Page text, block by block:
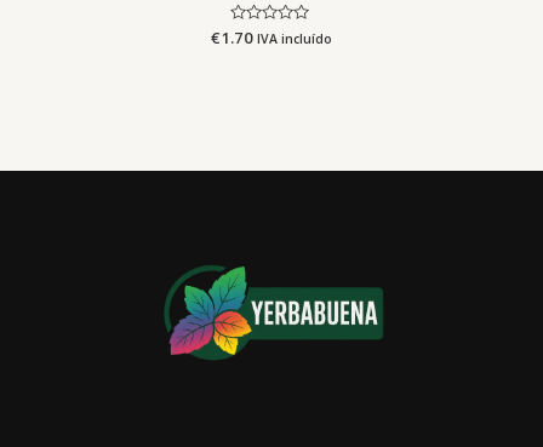
Avaliação
€1.70 IVA incluído